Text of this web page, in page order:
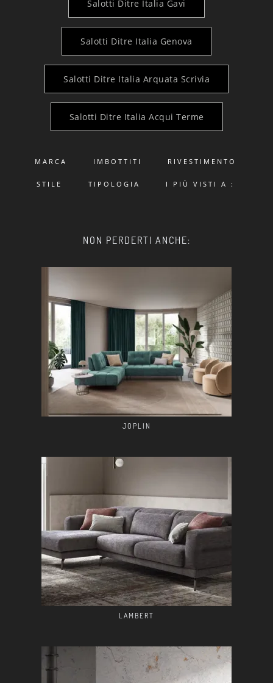
Salotti Ditre Italia Gavi
Salotti Ditre Italia Genova
Salotti Ditre Italia Arquata Scrivia
Salotti Ditre Italia Acqui Terme
MARCA IMBOTTITI RIVESTIMENTO
STILE TIPOLOGIA I PIÙ VISTI A :
NON PERDERTI ANCHE:
JOPLIN
LAMBERT